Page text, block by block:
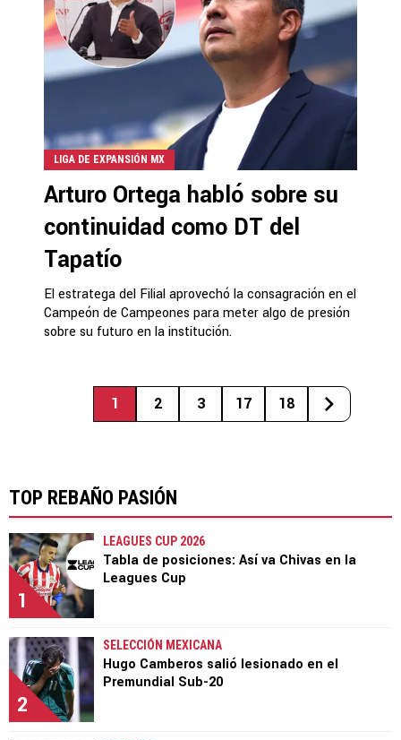
LIGA DE EXPANSIÓN MX
Arturo Ortega habló sobre su
continuidad como DT del
Tapatío
El estratega del Filial aprovechó la consagración en el
Campeón de Campeones para meter algo de presión
sobre su futuro en la institución.
1 2 3 17 18
TOP REBAÑO PASIÓN
1
LEAGUES CUP 2026
Tabla de posiciones: Así va Chivas en la
Leagues Cup
2
SELECCIÓN MEXICANA
Hugo Camberos salió lesionado en el
Premundial Sub-20